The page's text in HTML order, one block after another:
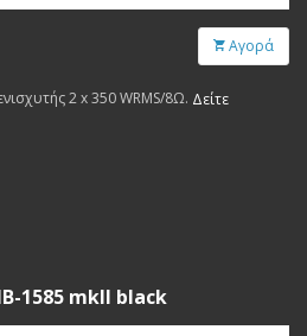
Αγορά
2 x 350 WRMS/8Ω. Δείτε
1585 mkII black